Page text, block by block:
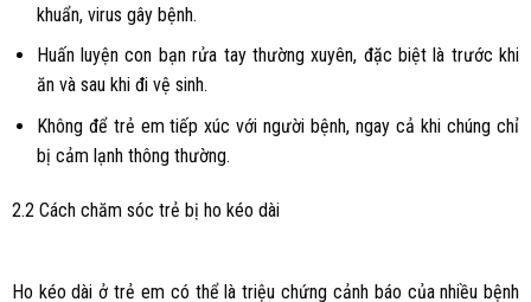
khuẩn, virus gây bệnh.
Huấn luyện con bạn rửa tay thường xuyên, đặc biệt là trước khi
ăn và sau khi đi vệ sinh.
Không để trẻ em tiếp xúc với người bệnh, ngay cả khi chúng chỉ
bị cảm lạnh thông thường.
2.2 Cách chăm sóc trẻ bị ho kéo dài
Ho kéo dài ở trẻ em có thể là triệu chứng cảnh báo của nhiều bệnh